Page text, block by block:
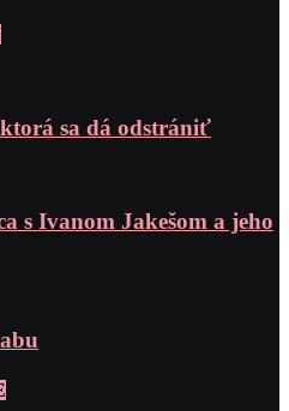
sa dá odstrániť
s Ivanom Jakešom a jeho